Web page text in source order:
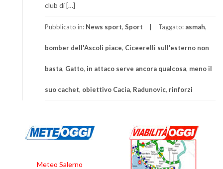
club di […]
Pubblicato in: News sport, Sport Taggato: asmah,
bomber dell'Ascoli piace, Ciceerelli sull'esterno non
basta, Gatto, in attaco serve ancora qualcosa, meno il
suo cachet, obiettivo Cacia, Radunovic, rinforzi
Meteo Salerno